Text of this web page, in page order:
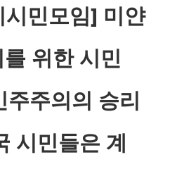
민모임] 미얀
위한 시민
주의의 승리
시민들은 계